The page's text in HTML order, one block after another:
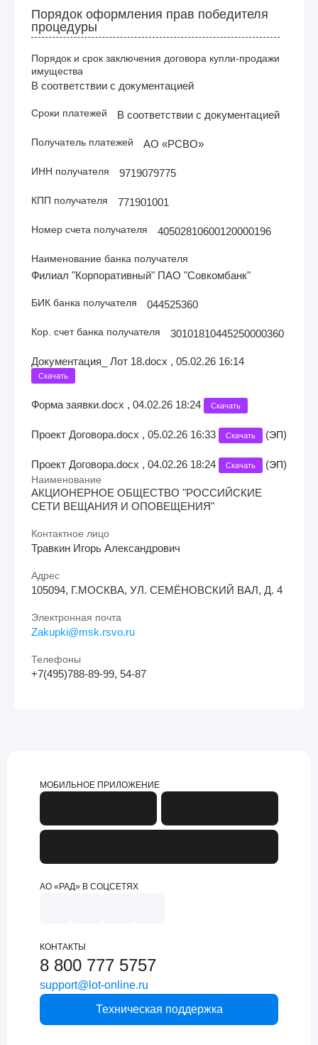
Порядок оформления прав победителя
процедуры
Порядок и срок заключения договора купли-продажи
имущества
В соответствии с документацией
Сроки платежей В соответствии с документацией
Получатель платежей АО «РСВО»
ИНН получателя 9719079775
КПП получателя 771901001
Номер счета получателя 40502810600120000196
Наименование банка получателя
Филиал "Корпоративный" ПАО "Совкомбанк"
БИК банка получателя 044525360
Кор. счет банка получателя 30101810445250000360
Документация_ Лот 18.docx , 05.02.26 16:14
Скачать
Форма заявки.docx , 04.02.26 18:24 Скачать
Проект Договора.docx , 05.02.26 16:33 Скачать (ЭП)
Проект Договора.docx , 04.02.26 18:24 Скачать (ЭП)
Наименование
АКЦИОНЕРНОЕ ОБЩЕСТВО "РОССИЙСКИЕ
СЕТИ ВЕЩАНИЯ И ОПОВЕЩЕНИЯ"
Контактное лицо
Травкин Игорь Александрович
Адрес
105094, Г.МОСКВА, УЛ. СЕМЁНОВСКИЙ ВАЛ, Д. 4
Электронная почта
Zakupki@msk.rsvo.ru
Телефоны
+7(495)788-89-99, 54-87
МОБИЛЬНОЕ ПРИЛОЖЕНИЕ
АО «РАД» В СОЦСЕТЯХ
КОНТАКТЫ
8 800 777 5757
support@lot-online.ru
Техническая поддержка